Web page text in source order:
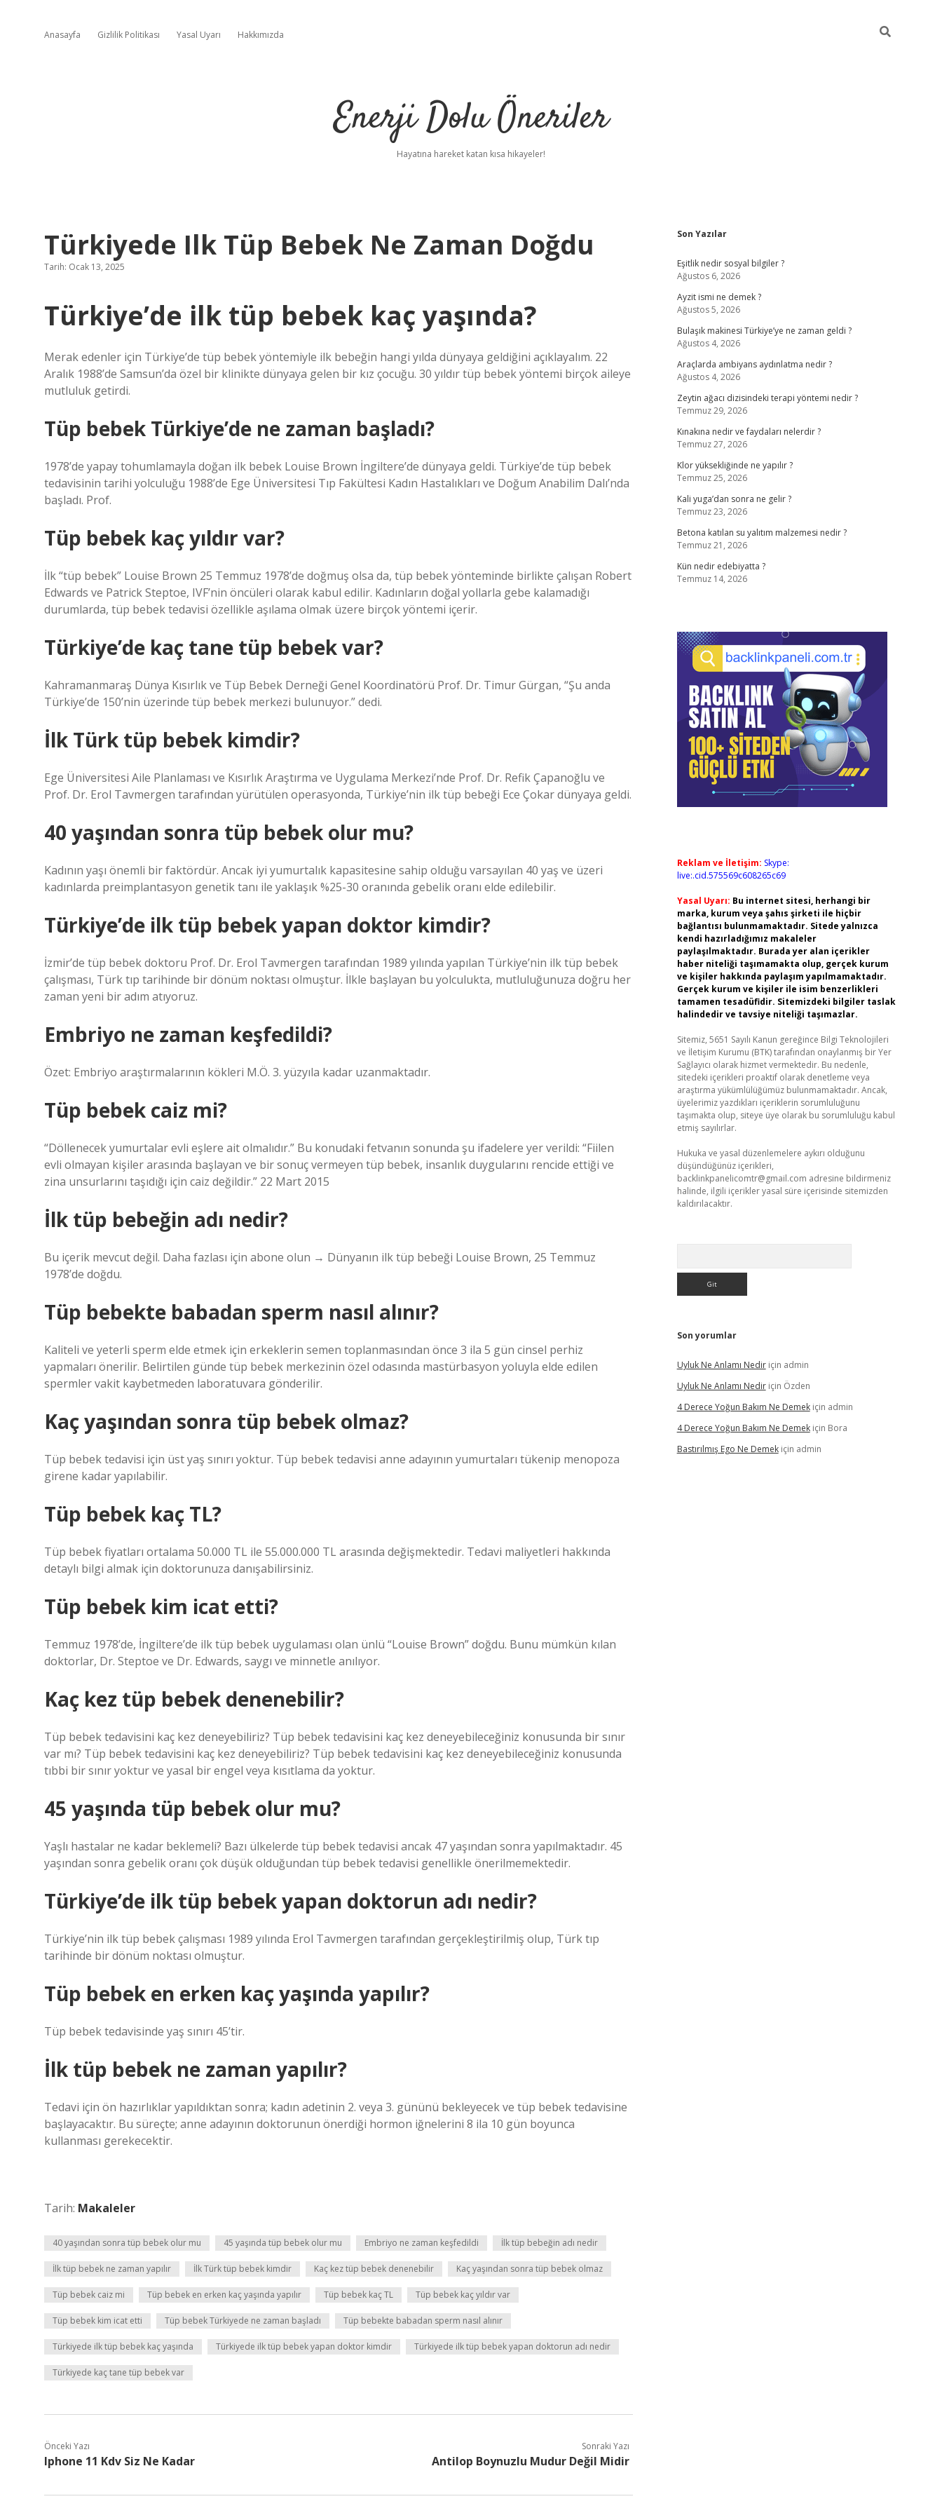
Anasayfa Gizlilik Politikası Yasal Uyarı Hakkımızda
Enerji Dolu Öneriler
Hayatına hareket katan kısa hikayeler!
Türkiyede Ilk Tüp Bebek Ne Zaman Doğdu
Tarih: Ocak 13, 2025
Türkiye’de ilk tüp bebek kaç yaşında?
Merak edenler için Türkiye’de tüp bebek yöntemiyle ilk bebeğin hangi yılda dünyaya geldiğini açıklayalım. 22
Aralık 1988’de Samsun’da özel bir klinikte dünyaya gelen bir kız çocuğu. 30 yıldır tüp bebek yöntemi birçok aileye
mutluluk getirdi.
Tüp bebek Türkiye’de ne zaman başladı?
1978’de yapay tohumlamayla doğan ilk bebek Louise Brown İngiltere’de dünyaya geldi. Türkiye’de tüp bebek
tedavisinin tarihi yolculuğu 1988’de Ege Üniversitesi Tıp Fakültesi Kadın Hastalıkları ve Doğum Anabilim Dalı’nda
başladı. Prof.
Tüp bebek kaç yıldır var?
İlk “tüp bebek” Louise Brown 25 Temmuz 1978’de doğmuş olsa da, tüp bebek yönteminde birlikte çalışan Robert
Edwards ve Patrick Steptoe, IVF’nin öncüleri olarak kabul edilir. Kadınların doğal yollarla gebe kalamadığı
durumlarda, tüp bebek tedavisi özellikle aşılama olmak üzere birçok yöntemi içerir.
Türkiye’de kaç tane tüp bebek var?
Kahramanmaraş Dünya Kısırlık ve Tüp Bebek Derneği Genel Koordinatörü Prof. Dr. Timur Gürgan, “Şu anda
Türkiye’de 150’nin üzerinde tüp bebek merkezi bulunuyor.” dedi.
İlk Türk tüp bebek kimdir?
Ege Üniversitesi Aile Planlaması ve Kısırlık Araştırma ve Uygulama Merkezi’nde Prof. Dr. Refik Çapanoğlu ve
Prof. Dr. Erol Tavmergen tarafından yürütülen operasyonda, Türkiye’nin ilk tüp bebeği Ece Çokar dünyaya geldi.
40 yaşından sonra tüp bebek olur mu?
Kadının yaşı önemli bir faktördür. Ancak iyi yumurtalık kapasitesine sahip olduğu varsayılan 40 yaş ve üzeri
kadınlarda preimplantasyon genetik tanı ile yaklaşık %25-30 oranında gebelik oranı elde edilebilir.
Türkiye’de ilk tüp bebek yapan doktor kimdir?
İzmir’de tüp bebek doktoru Prof. Dr. Erol Tavmergen tarafından 1989 yılında yapılan Türkiye’nin ilk tüp bebek
çalışması, Türk tıp tarihinde bir dönüm noktası olmuştur. İlkle başlayan bu yolculukta, mutluluğunuza doğru her
zaman yeni bir adım atıyoruz.
Embriyo ne zaman keşfedildi?
Özet: Embriyo araştırmalarının kökleri M.Ö. 3. yüzyıla kadar uzanmaktadır.
Tüp bebek caiz mi?
“Döllenecek yumurtalar evli eşlere ait olmalıdır.” Bu konudaki fetvanın sonunda şu ifadelere yer verildi: “Fiilen
evli olmayan kişiler arasında başlayan ve bir sonuç vermeyen tüp bebek, insanlık duygularını rencide ettiği ve
zina unsurlarını taşıdığı için caiz değildir.” 22 Mart 2015
İlk tüp bebeğin adı nedir?
Bu içerik mevcut değil. Daha fazlası için abone olun → Dünyanın ilk tüp bebeği Louise Brown, 25 Temmuz
1978’de doğdu.
Tüp bebekte babadan sperm nasıl alınır?
Kaliteli ve yeterli sperm elde etmek için erkeklerin semen toplanmasından önce 3 ila 5 gün cinsel perhiz
yapmaları önerilir. Belirtilen günde tüp bebek merkezinin özel odasında mastürbasyon yoluyla elde edilen
spermler vakit kaybetmeden laboratuvara gönderilir.
Kaç yaşından sonra tüp bebek olmaz?
Tüp bebek tedavisi için üst yaş sınırı yoktur. Tüp bebek tedavisi anne adayının yumurtaları tükenip menopoza
girene kadar yapılabilir.
Tüp bebek kaç TL?
Tüp bebek fiyatları ortalama 50.000 TL ile 55.000.000 TL arasında değişmektedir. Tedavi maliyetleri hakkında
detaylı bilgi almak için doktorunuza danışabilirsiniz.
Tüp bebek kim icat etti?
Temmuz 1978’de, İngiltere’de ilk tüp bebek uygulaması olan ünlü “Louise Brown” doğdu. Bunu mümkün kılan
doktorlar, Dr. Steptoe ve Dr. Edwards, saygı ve minnetle anılıyor.
Kaç kez tüp bebek denenebilir?
Tüp bebek tedavisini kaç kez deneyebiliriz? Tüp bebek tedavisini kaç kez deneyebileceğiniz konusunda bir sınır
var mı? Tüp bebek tedavisini kaç kez deneyebiliriz? Tüp bebek tedavisini kaç kez deneyebileceğiniz konusunda
tıbbi bir sınır yoktur ve yasal bir engel veya kısıtlama da yoktur.
45 yaşında tüp bebek olur mu?
Yaşlı hastalar ne kadar beklemeli? Bazı ülkelerde tüp bebek tedavisi ancak 47 yaşından sonra yapılmaktadır. 45
yaşından sonra gebelik oranı çok düşük olduğundan tüp bebek tedavisi genellikle önerilmemektedir.
Türkiye’de ilk tüp bebek yapan doktorun adı nedir?
Türkiye’nin ilk tüp bebek çalışması 1989 yılında Erol Tavmergen tarafından gerçekleştirilmiş olup, Türk tıp
tarihinde bir dönüm noktası olmuştur.
Tüp bebek en erken kaç yaşında yapılır?
Tüp bebek tedavisinde yaş sınırı 45’tir.
İlk tüp bebek ne zaman yapılır?
Tedavi için ön hazırlıklar yapıldıktan sonra; kadın adetinin 2. veya 3. gününü bekleyecek ve tüp bebek tedavisine
başlayacaktır. Bu süreçte; anne adayının doktorunun önerdiği hormon iğnelerini 8 ila 10 gün boyunca
kullanması gerekecektir.
Tarih: Makaleler
40 yaşından sonra tüp bebek olur mu 45 yaşında tüp bebek olur mu Embriyo ne zaman keşfedildi İlk tüp bebeğin adı nedir
İlk tüp bebek ne zaman yapılır İlk Türk tüp bebek kimdir Kaç kez tüp bebek denenebilir Kaç yaşından sonra tüp bebek olmaz
Tüp bebek caiz mi Tüp bebek en erken kaç yaşında yapılır Tüp bebek kaç TL Tüp bebek kaç yıldır var
Tüp bebek kim icat etti Tüp bebek Türkiyede ne zaman başladı Tüp bebekte babadan sperm nasıl alınır
Türkiyede ilk tüp bebek kaç yaşında Türkiyede ilk tüp bebek yapan doktor kimdir Türkiyede ilk tüp bebek yapan doktorun adı nedir
Türkiyede kaç tane tüp bebek var
Önceki Yazı
Iphone 11 Kdv Siz Ne Kadar
Sonraki Yazı
Antilop Boynuzlu Mudur Değil Midir
Sidebar
Son Yazılar
Eşitlik nedir sosyal bilgiler ?
Ağustos 6, 2026
Ayzit ismi ne demek ?
Ağustos 5, 2026
Bulaşık makinesi Türkiye’ye ne zaman geldi ?
Ağustos 4, 2026
Araçlarda ambiyans aydınlatma nedir ?
Ağustos 4, 2026
Zeytin ağacı dizisindeki terapi yöntemi nedir ?
Temmuz 29, 2026
Kınakına nedir ve faydaları nelerdir ?
Temmuz 27, 2026
Klor yüksekliğinde ne yapılır ?
Temmuz 25, 2026
Kali yuga’dan sonra ne gelir ?
Temmuz 23, 2026
Betona katılan su yalıtım malzemesi nedir ?
Temmuz 21, 2026
Kün nedir edebiyatta ?
Temmuz 14, 2026
Reklam ve İletişim: Skype:
live:.cid.575569c608265c69
Yasal Uyarı: Bu internet sitesi, herhangi bir
marka, kurum veya şahıs şirketi ile hiçbir
bağlantısı bulunmamaktadır. Sitede yalnızca
kendi hazırladığımız makaleler
paylaşılmaktadır. Burada yer alan içerikler
haber niteliği taşımamakta olup, gerçek kurum
ve kişiler hakkında paylaşım yapılmamaktadır.
Gerçek kurum ve kişiler ile isim benzerlikleri
tamamen tesadüfidir. Sitemizdeki bilgiler taslak
halindedir ve tavsiye niteliği taşımazlar.
Sitemiz, 5651 Sayılı Kanun gereğince Bilgi Teknolojileri
ve İletişim Kurumu (BTK) tarafından onaylanmış bir Yer
Sağlayıcı olarak hizmet vermektedir. Bu nedenle,
sitedeki içerikleri proaktif olarak denetleme veya
araştırma yükümlülüğümüz bulunmamaktadır. Ancak,
üyelerimiz yazdıkları içeriklerin sorumluluğunu
taşımakta olup, siteye üye olarak bu sorumluluğu kabul
etmiş sayılırlar.
Hukuka ve yasal düzenlemelere aykırı olduğunu
düşündüğünüz içerikleri,
backlinkpanelicomtr@gmail.com adresine bildirmeniz
halinde, ilgili içerikler yasal süre içerisinde sitemizden
kaldırılacaktır.
Son yorumlar
Uyluk Ne Anlamı Nediriçin admin
Uyluk Ne Anlamı Nediriçin Özden
4 Derece Yoğun Bakım Ne Demekiçin admin
4 Derece Yoğun Bakım Ne Demekiçin Bora
Bastırılmış Ego Ne Demekiçin admin